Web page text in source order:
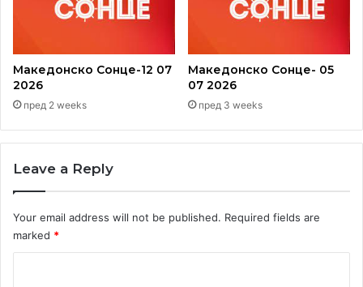
Македонско Сонце-12 07
2026
пред 2 weeks
Македонско Сонце- 05
07 2026
пред 3 weeks
Leave a Reply
Your email address will not be published. Required fields are
marked *